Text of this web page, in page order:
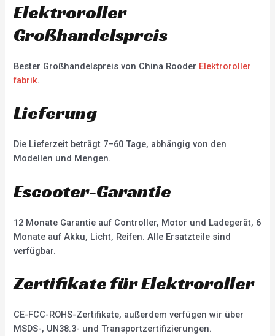
Elektroroller
Großhandelspreis
Bester Großhandelspreis von China Rooder Elektroroller
fabrik.
Lieferung
Die Lieferzeit beträgt 7–60 Tage, abhängig von den
Modellen und Mengen.
Escooter-Garantie
12 Monate Garantie auf Controller, Motor und Ladegerät, 6
Monate auf Akku, Licht, Reifen. Alle Ersatzteile sind
verfügbar.
Zertifikate für Elektroroller
CE-FCC-ROHS-Zertifikate, außerdem verfügen wir über
MSDS-, UN38.3- und Transportzertifizierungen.